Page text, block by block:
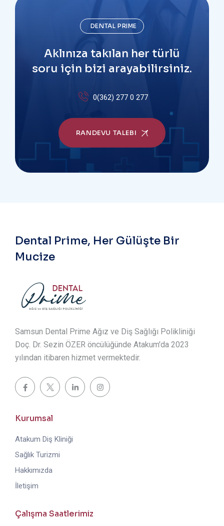
DENTAL PRIME
Aklınıza takılan her türlü
soru için bizi arayabilirsiniz.
0(362) 277 0 277
RANDEVU TALEBI
Dental Prime, Her Gülüşte Bir
Mucize
Samsun Dental Prime Ağız ve Diş Sağlığı Polikliniği
Doç. Dr. Sezin ÖZER öncülüğünde Atakum'da 2023
yılından itibaren hizmet vermektedir.
Kurumsal
Atakum Diş Kliniği
Sağlık Turizmi
Hakkımızda
İletişim
Çalışma Saatlerimiz